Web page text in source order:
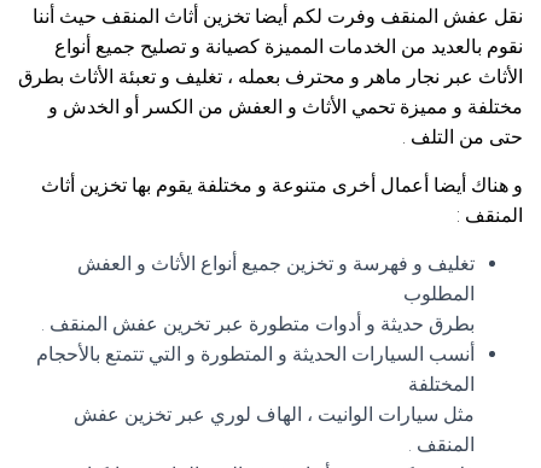
نقل عفش المنقف وفرت لكم أيضا تخزين أثاث المنقف حيث أننا
نقوم بالعديد من الخدمات المميزة كصيانة و تصليح جميع أنواع
الأثاث عبر نجار ماهر و محترف بعمله ، تغليف و تعبئة الأثاث بطرق
مختلفة و مميزة تحمي الأثاث و العفش من الكسر أو الخدش و
حتى من التلف .
و هناك أيضا أعمال أخرى متنوعة و مختلفة يقوم بها تخزين أثاث
المنقف :
تغليف و فهرسة و تخزين جميع أنواع الأثاث و العفش
المطلوب
بطرق حديثة و أدوات متطورة عبر تخرين عفش المنقف .
أنسب السيارات الحديثة و المتطورة و التي تتمتع بالأحجام
المختلفة
مثل سيارات الوانيت ، الهاف لوري عبر تخزين عفش
المنقف .